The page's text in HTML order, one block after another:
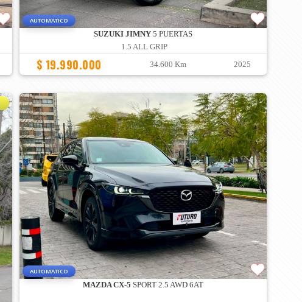
AUTOMATICO
SUZUKI JIMNY5 PUERTAS
1.5 ALL GRIP
$ 19.990.000 34.600 Km 2025
AUTOMATICO
MAZDA CX-5 SPORT 2.5 AWD 6AT